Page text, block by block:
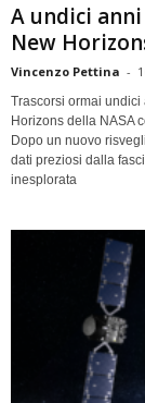
A undici
New
Vincenzo Pettina -
Trascorsi ormai
Horizons della NASA
Dopo un nuovo
dati preziosi dalla
inesplorata